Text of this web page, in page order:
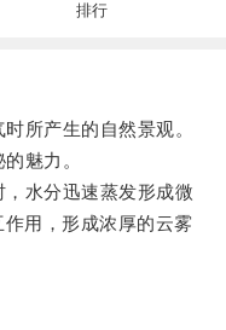
排行
所产生的自然景观。
魅力。
水分迅速蒸发形成微
用，形成浓厚的云雾